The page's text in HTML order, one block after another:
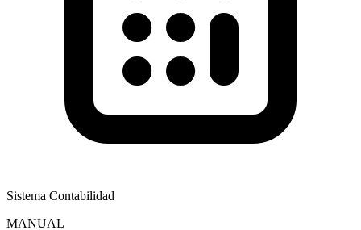
Sistema Contabilidad
MANUAL